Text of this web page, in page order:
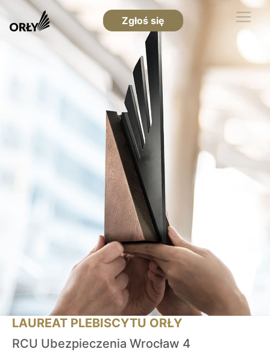
Zgłoś się
LAUREAT PLEBISCYTU ORŁY
RCU Ubezpieczenia Wrocław 4